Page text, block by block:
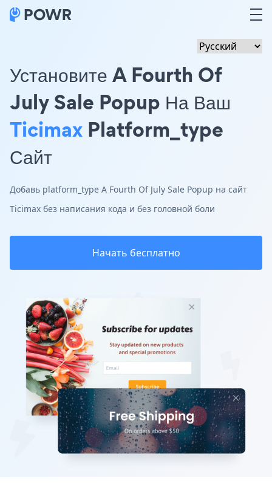
Установите A Fourth Of
July Sale Popup На Ваш
Ticimax Platform_type
Сайт
Добавь platform_type A Fourth Of July Sale Popup на сайт
Ticimax без написания кода и без головной боли
Начать бесплатно